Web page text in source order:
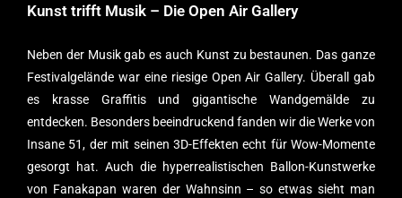
Kunst trifft Musik – Die Open Air Gallery
Neben der Musik gab es auch Kunst zu bestaunen. Das ganze
Festivalgelände war eine riesige Open Air Gallery. Überall gab
es krasse Graffitis und gigantische Wandgemälde zu
entdecken. Besonders beeindruckend fanden wir die Werke von
Insane 51, der mit seinen 3D-Effekten echt für Wow-Momente
gesorgt hat. Auch die hyperrealistischen Ballon-Kunstwerke
von Fanakapan waren der Wahnsinn – so etwas sieht man